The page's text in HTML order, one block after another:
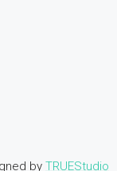
by TRUEStudio